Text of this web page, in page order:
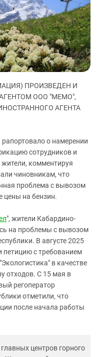
ЗА ПАЛЕСТИНУ
В ЧЕЧНЕ
АКТИВИСТОВ
И ПРОТЕСТЫ
ПРОИЗВЕДЕН И
ООО "МЕМО",
АГЕНТА
о намерении
сотрудников и
комментируя
чиновникам, что
проблема с вывозом
цены на бензин.
", жители Кабардино-
на проблемы с вывозом
В августе 2025
петицию с требованием
в качестве
отходов. С 15 мая в
регоператор
отметили, что
после начала работы
центров горного